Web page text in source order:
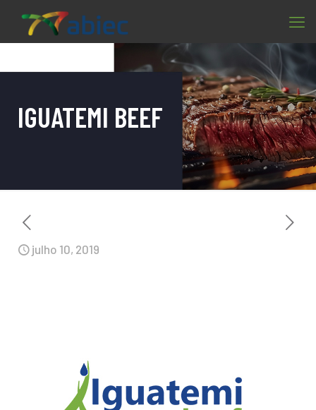
IGUATEMI BEEF
julho 10, 2019